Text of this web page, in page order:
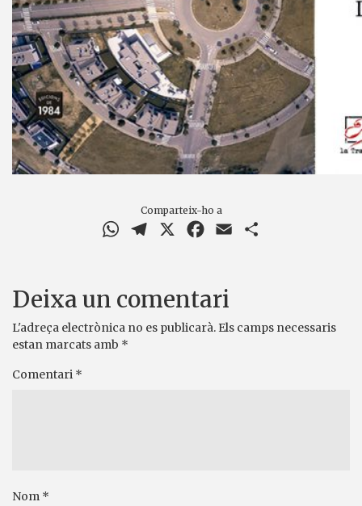
Comparteix-ho a
WhatsAppTelegram Facebook
Email
Deixa un comentari
L'adreça electrònica no es publicarà. Els camps necessaris
estan marcats amb *
Comentari *
Nom *